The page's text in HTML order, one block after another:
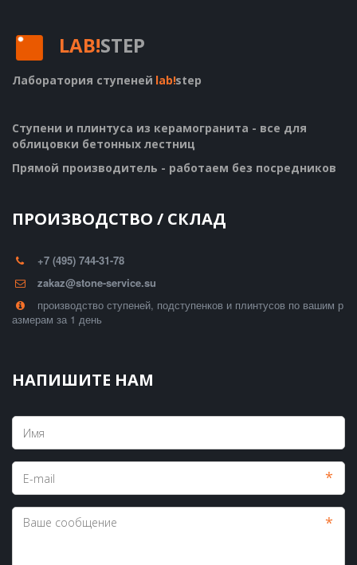
LAB!STEP
Лаборатория ступеней lab!step
Ступени и плинтуса из керамогранита - все для
облицовки бетонных лестниц
Прямой производитель - работаем без посредников
ПРОИЗВОДСТВО / СКЛАД
+7 (495) 744-31-78
zakaz@stone-service.su
производство ступеней, подступенков и плинтусов по вашим р
азмерам за 1 день
НАПИШИТЕ НАМ
*
*